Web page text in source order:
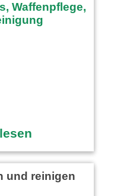
und reinigen